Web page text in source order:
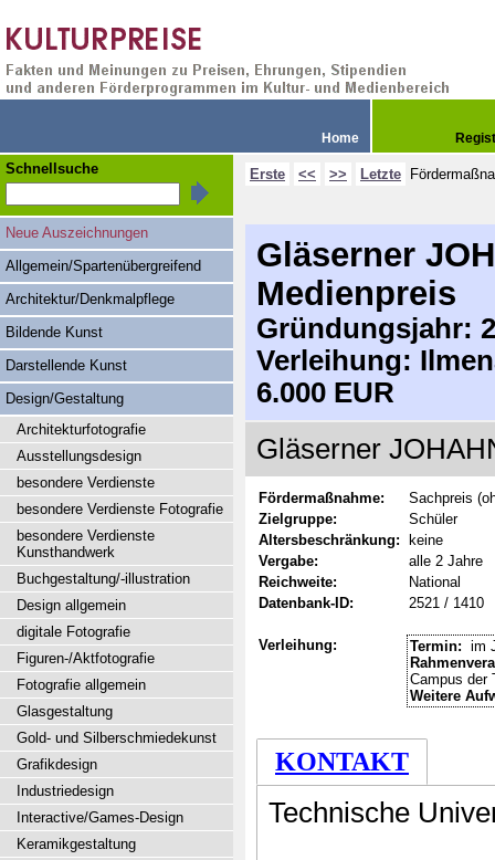
Home
Erste << >> Letzte
Gläserner
Medienpreis
Gründungsjahr:
Verleihung:
6.000 EUR
Gläserner
Fördermaßnahme:
Sachpreis
Zielgruppe:
Schüler
Altersbeschränkung:
keine
Vergabe:
alle 2 Jahre
Reichweite:
National
Datenbank-ID:
2521 / 1410
Verleihung: Termin: im
Campus der
Weitere
KONTAKT
Technische
Schnellsuche
Neue Auszeichnungen
Allgemein/Spartenübergreifend
Architektur/Denkmalpflege
Bildende Kunst
Darstellende Kunst
Design/Gestaltung
Architekturfotografie
Ausstellungsdesign
besondere Verdienste
besondere Verdienste Fotografie
besondere Verdienste
Kunsthandwerk
Buchgestaltung/-illustration
Design allgemein
digitale Fotografie
Figuren-/Aktfotografie
Fotografie allgemein
Glasgestaltung
Gold- und Silberschmiedekunst
Grafikdesign
Industriedesign
Interactive/Games-Design
Keramikgestaltung